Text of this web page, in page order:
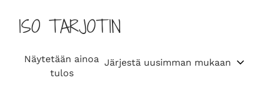
ISO TARJOTIN
Näytetään ainoa
tulos